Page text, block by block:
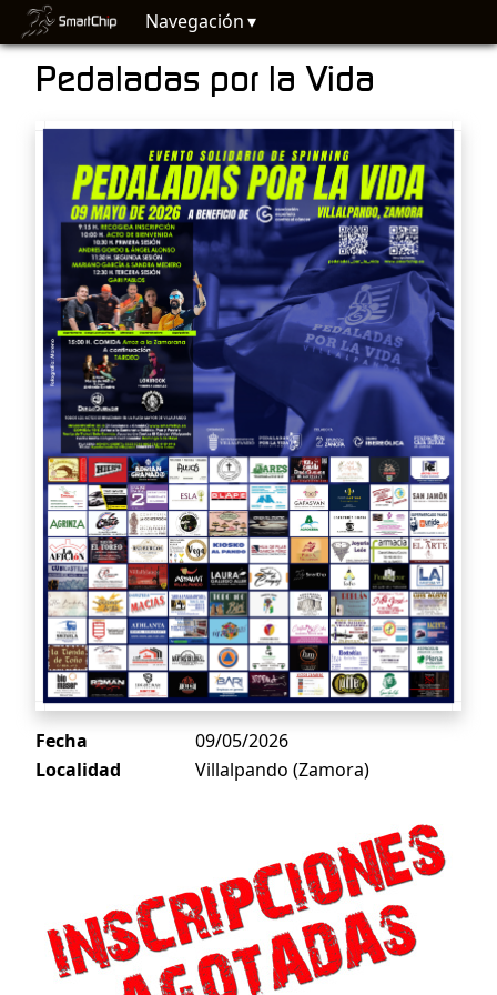
Navegación
Pedaladas por la Vida
Fecha
09/05/2026
Localidad
Villalpando (Zamora)